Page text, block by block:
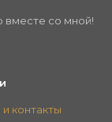
вместе со мной!
контакты